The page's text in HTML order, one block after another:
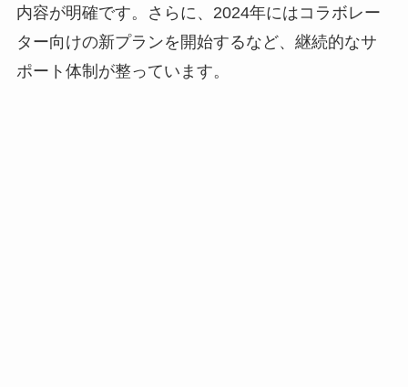
内容が明確です。さらに、2024年にはコラボレー
ター向けの新プランを開始するなど、継続的なサ
ポート体制が整っています。